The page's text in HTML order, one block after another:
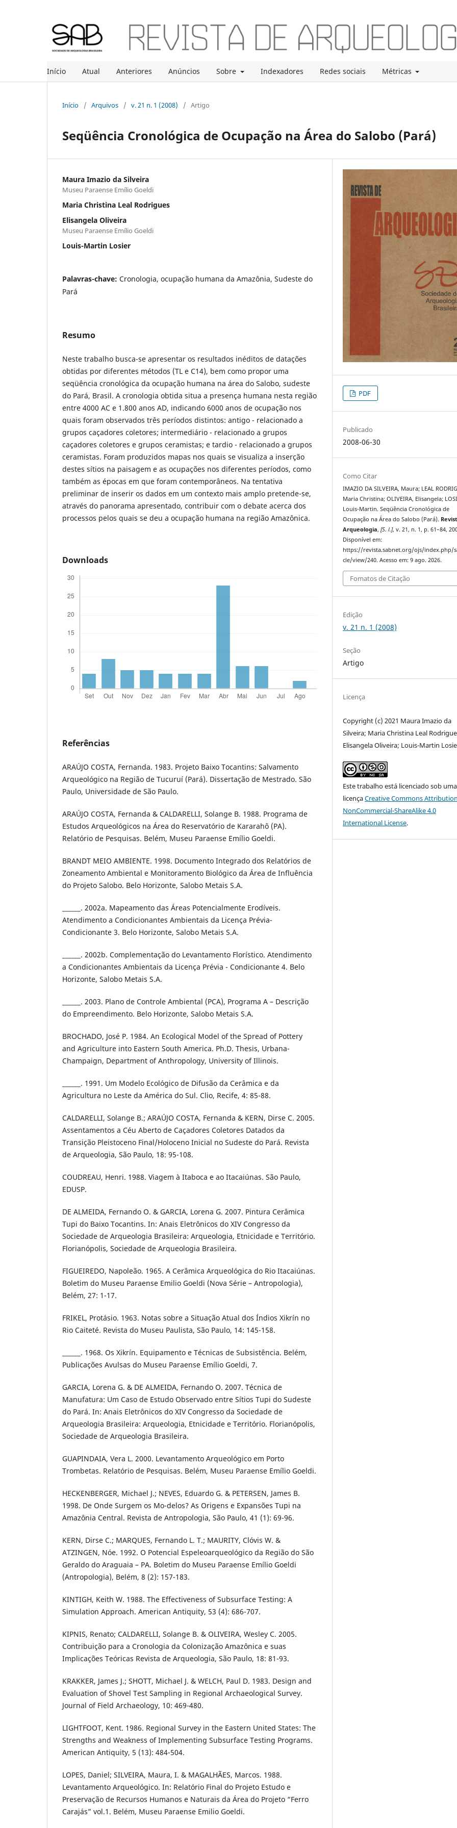
Início Atual Anteriores Anúncios Sobre Indexadores Redes sociais Métricas
Início / Arquivos / v. 21 n. 1 (2008) / Artigo
Seqüência Cronológica de Ocupação na Área do Salobo (Pará)
Maura Imazio da Silveira
Museu Paraense Emílio Goeldi
Maria Christina Leal Rodrigues
Elisangela Oliveira
Museu Paraense Emílio Goeldi
Louis-Martin Losier
Palavras-chave: Cronologia, ocupação humana da Amazônia, Sudeste do
Pará
Resumo
Neste trabalho busca-se apresentar os resultados inéditos de datações
obtidas por diferentes métodos (TL e C14), bem como propor uma
seqüência cronológica da ocupação humana na área do Salobo, sudeste
do Pará, Brasil. A cronologia obtida situa a presença humana nesta região
entre 4000 AC e 1.800 anos AD, indicando 6000 anos de ocupação nos
quais foram observados três períodos distintos: antigo - relacionado a
grupos caçadores coletores; intermediário - relacionado a grupos
caçadores coletores e grupos ceramistas; e tardio - relacionado a grupos
ceramistas. Foram produzidos mapas nos quais se visualiza a inserção
destes sítios na paisagem e as ocupações nos diferentes períodos, como
também as épocas em que foram contemporâneos. Na tentativa
preliminar de inserir os dados em um contexto mais amplo pretende-se,
através do panorama apresentado, contribuir com o debate acerca dos
processos pelos quais se deu a ocupação humana na região Amazônica.
Downloads
Referências
ARAÚJO COSTA, Fernanda. 1983. Projeto Baixo Tocantins: Salvamento
Arqueológico na Região de Tucuruí (Pará). Dissertação de Mestrado. São
Paulo, Universidade de São Paulo.
ARAÚJO COSTA, Fernanda & CALDARELLI, Solange B. 1988. Programa de
Estudos Arqueológicos na Área do Reservatório de Kararahô (PA).
Relatório de Pesquisas. Belém, Museu Paraense Emílio Goeldi.
BRANDT MEIO AMBIENTE. 1998. Documento Integrado dos Relatórios de
Zoneamento Ambiental e Monitoramento Biológico da Área de Influência
do Projeto Salobo. Belo Horizonte, Salobo Metais S.A.
______. 2002a. Mapeamento das Áreas Potencialmente Erodíveis.
Atendimento a Condicionantes Ambientais da Licença Prévia-
Condicionante 3. Belo Horizonte, Salobo Metais S.A.
______. 2002b. Complementação do Levantamento Florístico. Atendimento
a Condicionantes Ambientais da Licença Prévia - Condicionante 4. Belo
Horizonte, Salobo Metais S.A.
______. 2003. Plano de Controle Ambiental (PCA), Programa A – Descrição
do Empreendimento. Belo Horizonte, Salobo Metais S.A.
BROCHADO, José P. 1984. An Ecological Model of the Spread of Pottery
and Agriculture into Eastern South America. Ph.D. Thesis, Urbana-
Champaign, Department of Anthropology, University of Illinois.
______. 1991. Um Modelo Ecológico de Difusão da Cerâmica e da
Agricultura no Leste da América do Sul. Clio, Recife, 4: 85-88.
CALDARELLI, Solange B.; ARAÚJO COSTA, Fernanda & KERN, Dirse C. 2005.
Assentamentos a Céu Aberto de Caçadores Coletores Datados da
Transição Pleistoceno Final/Holoceno Inicial no Sudeste do Pará. Revista
de Arqueologia, São Paulo, 18: 95-108.
COUDREAU, Henri. 1988. Viagem à Itaboca e ao Itacaiúnas. São Paulo,
EDUSP.
DE ALMEIDA, Fernando O. & GARCIA, Lorena G. 2007. Pintura Cerâmica
Tupi do Baixo Tocantins. In: Anais Eletrônicos do XIV Congresso da
Sociedade de Arqueologia Brasileira: Arqueologia, Etnicidade e Território.
Florianópolis, Sociedade de Arqueologia Brasileira.
FIGUEIREDO, Napoleão. 1965. A Cerâmica Arqueológica do Rio Itacaiúnas.
Boletim do Museu Paraense Emilio Goeldi (Nova Série – Antropologia),
Belém, 27: 1-17.
FRIKEL, Protásio. 1963. Notas sobre a Situação Atual dos Índios Xikrín no
Rio Caiteté. Revista do Museu Paulista, São Paulo, 14: 145-158.
______. 1968. Os Xikrín. Equipamento e Técnicas de Subsistência. Belém,
Publicações Avulsas do Museu Paraense Emílio Goeldi, 7.
GARCIA, Lorena G. & DE ALMEIDA, Fernando O. 2007. Técnica de
Manufatura: Um Caso de Estudo Observado entre Sítios Tupi do Sudeste
do Pará. In: Anais Eletrônicos do XIV Congresso da Sociedade de
Arqueologia Brasileira: Arqueologia, Etnicidade e Território. Florianópolis,
Sociedade de Arqueologia Brasileira.
GUAPINDAIA, Vera L. 2000. Levantamento Arqueológico em Porto
Trombetas. Relatório de Pesquisas. Belém, Museu Paraense Emílio Goeldi.
HECKENBERGER, Michael J.; NEVES, Eduardo G. & PETERSEN, James B.
1998. De Onde Surgem os Mo-delos? As Origens e Expansões Tupi na
Amazônia Central. Revista de Antropologia, São Paulo, 41 (1): 69-96.
KERN, Dirse C.; MARQUES, Fernando L. T.; MAURITY, Clóvis W. &
ATZINGEN, Nóe. 1992. O Potencial Espeleoarqueológico da Região do São
Geraldo do Araguaia – PA. Boletim do Museu Paraense Emílio Goeldi
(Antropologia), Belém, 8 (2): 157-183.
KINTIGH, Keith W. 1988. The Effectiveness of Subsurface Testing: A
Simulation Approach. American Antiquity, 53 (4): 686-707.
KIPNIS, Renato; CALDARELLI, Solange B. & OLIVEIRA, Wesley C. 2005.
Contribuição para a Cronologia da Colonização Amazônica e suas
Implicações Teóricas Revista de Arqueologia, São Paulo, 18: 81-93.
KRAKKER, James J.; SHOTT, Michael J. & WELCH, Paul D. 1983. Design and
Evaluation of Shovel Test Sampling in Regional Archaeological Survey.
Journal of Field Archaeology, 10: 469-480.
LIGHTFOOT, Kent. 1986. Regional Survey in the Eastern United States: The
Strengths and Weakness of Implementing Subsurface Testing Programs.
American Antiquity, 5 (13): 484-504.
LOPES, Daniel; SILVEIRA, Maura, I. & MAGALHÃES, Marcos. 1988.
Levantamento Arqueológico. In: Relatório Final do Projeto Estudo e
Preservação de Recursos Humanos e Naturais da Área do Projeto “Ferro
Carajás” vol.1. Belém, Museu Paraense Emilio Goeldi.
PDF
Publicado
2008-06-30
Como Citar
IMAZIO DA SILVEIRA, Maura; LEAL
Maria Christina; OLIVEIRA, Elisangela;
Louis-Martin. Seqüência Cronológica de
Ocupação na Área do Salobo (Pará).
Arqueologia,[S. l.], v. 21, n. 1, p. 61–84,
Disponível em:
https://revista.sabnet.org/ojs/index.php/
cle/view/240. Acesso em: 9 ago. 2026.
Fomatos de Citação
Edição
v. 21 n. 1 (2008)
Seção
Artigo
Licença
Copyright (c) 2021 Maura Imazio da
Silveira; Maria Christina Leal
Elisangela Oliveira; Louis-Martin
Este trabalho está licenciado sob uma
licençaCreative Commons
NonCommercial-ShareAlike 4.0
International License.